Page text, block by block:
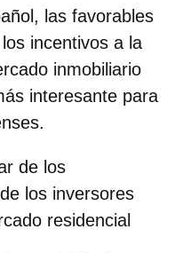
las favorables
incentivos a la
inmobiliario
interesante para
de los
los inversores
residencial